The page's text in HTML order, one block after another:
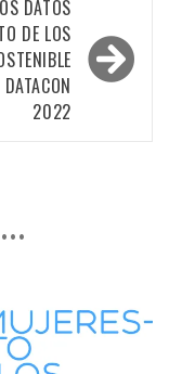
DATOS
DE LOS
2022